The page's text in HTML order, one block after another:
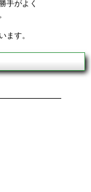
手がよく
ます。